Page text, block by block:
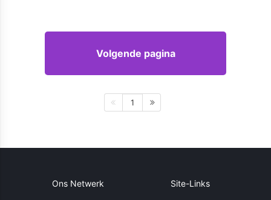
Volgende pagina
1
Ons Netwerk Site-Links